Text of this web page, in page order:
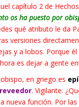
capítulo 2 de
os ha puesto por
qué atributo le da
versiones
y a lobos. Porque
es dejar a gente
en griego es
. Vigilante.
nueva función. Por